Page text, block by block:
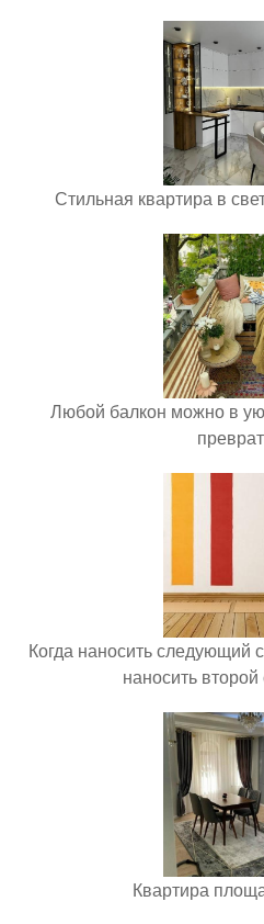
Стильная квартира в
Любой балкон можно в
Когда наносить следующий
наносить
Квартира